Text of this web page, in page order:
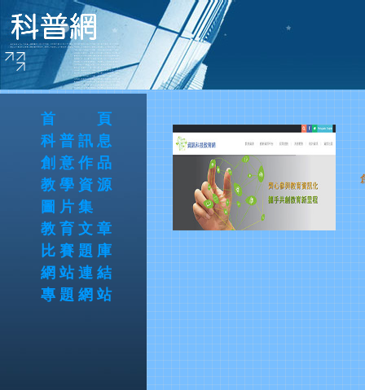
首 頁
科普訊息
創意作品
教學資源
圖片集
教育文章
比賽題庫
網站連結
專題網站